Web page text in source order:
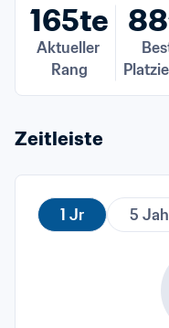
165te
Aktueller
Rang
Zeitleiste
1 Jr 5